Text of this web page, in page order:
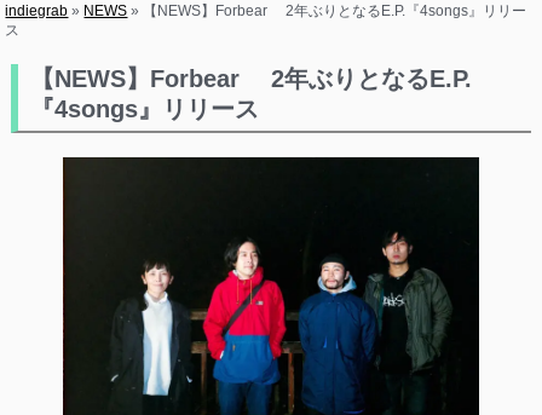
indiegrab » NEWS »
【NEWS】Forbear 2年ぶりとなるE.P.『4songs』リリー
ス
【NEWS】Forbear 2年ぶりとなるE.P.
『4songs』リリース